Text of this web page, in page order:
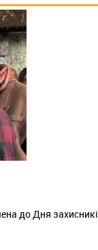
до Дня